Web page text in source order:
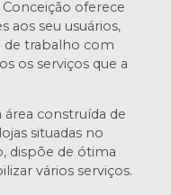
oferece
aos seu usuários,
trabalho com
os serviços que a
construída de
situadas no
dispõe de ótima
vários serviços.